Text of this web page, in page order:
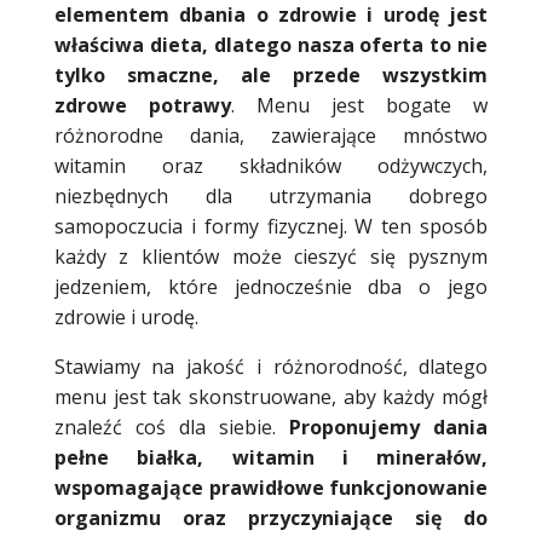
elementem dbania o zdrowie i urodę jest
właściwa dieta, dlatego nasza oferta to nie
tylko smaczne, ale przede wszystkim
zdrowe potrawy. Menu jest bogate w
różnorodne dania, zawierające mnóstwo
witamin oraz składników odżywczych,
niezbędnych dla utrzymania dobrego
samopoczucia i formy fizycznej. W ten sposób
każdy z klientów może cieszyć się pysznym
jedzeniem, które jednocześnie dba o jego
zdrowie i urodę.
Stawiamy na jakość i różnorodność, dlatego
menu jest tak skonstruowane, aby każdy mógł
znaleźć coś dla siebie. Proponujemy dania
pełne białka, witamin i minerałów,
wspomagające prawidłowe funkcjonowanie
organizmu oraz przyczyniające się do